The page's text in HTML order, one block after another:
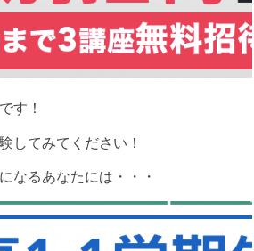
す！
してみてください！
なるあなたには・・・